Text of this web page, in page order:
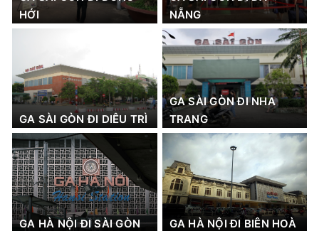
HỚI
NẴNG
GA SÀI GÒN ĐI DIÊU TRÌ
GA SÀI GÒN ĐI NHA
TRANG
GA HÀ NỘI ĐI SÀI GÒN GA HÀ NỘI ĐI BIÊN HOÀ